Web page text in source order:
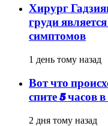
Хирург
груди
симптомов
1 день тому назад
Вот что
спите 5 часов
2 дня тому назад